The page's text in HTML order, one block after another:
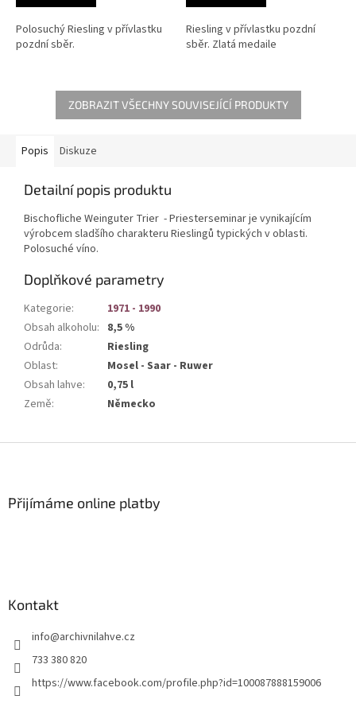
Polosuchý Riesling v přívlastku
pozdní sběr.
Riesling v přívlastku pozdní
sběr. Zlatá medaile
ZOBRAZIT VŠECHNY SOUVISEJÍCÍ PRODUKTY
Popis Diskuze
Detailní popis produktu
Bischofliche Weinguter Trier - Priesterseminar je vynikajícím
výrobcem sladšího charakteru Rieslingů typických v oblasti.
Polosuché víno.
Doplňkové parametry
Kategorie:
1971 - 1990
Obsah alkoholu: 8,5 %
Odrůda:
Riesling
Oblast:
Mosel - Saar - Ruwer
Obsah lahve:
0,75 l
Země: Německo
Přijímáme online platby
Kontakt
info@archivnilahve.cz
733 380 820
https://www.facebook.com/profile.php?id=100087888159006